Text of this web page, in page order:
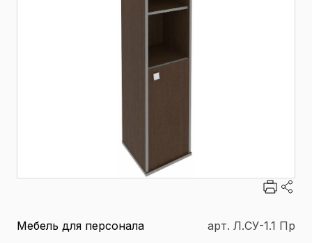
Мебель для персонала арт. Л.СУ-1.1 Пр